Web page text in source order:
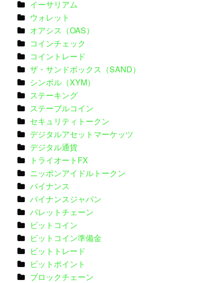
イーサリアム
ウォレット
オアシス（OAS）
コインチェック
コイントレード
ザ・サンドボックス（SAND）
シンボル（XYM）
ステーキング
ステーブルコイン
セキュリティトークン
デジタルアセットマーケッツ
デジタル通貨
トライオートFX
ニッポンアイドルトークン
バイナンス
バイナンスジャパン
パレットチェーン
ビットコイン
ビットコイン準備金
ビットトレード
ビットポイント
ブロックチェーン